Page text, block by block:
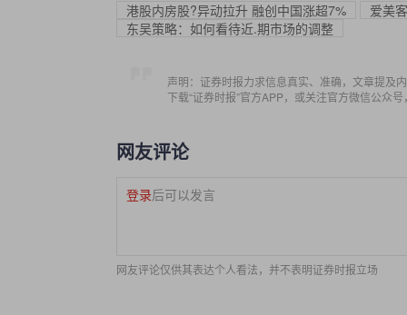
港股内房股?异动拉升 融创中国涨超7%
爱美
东吴策略：如何看待近.期市场的调整
声明：证券时报力求信息真实、准确，文章提及
下载“证券时报”官方APP，或关注官方微信公众
网友评论
登录后可以发言
网友评论仅供其表达个人看法，并不表明证券时报立场